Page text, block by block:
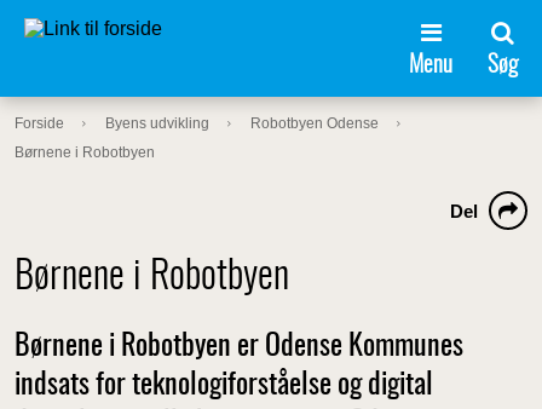
Menu Søg
Forside Byens udvikling
Robotbyen Odense
Børnene i Robotbyen
Børnene i Robotbyen
Del
Børnene i Robotbyen er Odense Kommunes
indsats for teknologiforståelse og digital